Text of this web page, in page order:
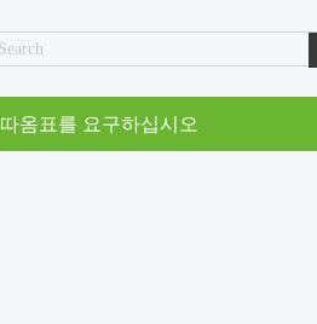
따옴표를 요구하십시오